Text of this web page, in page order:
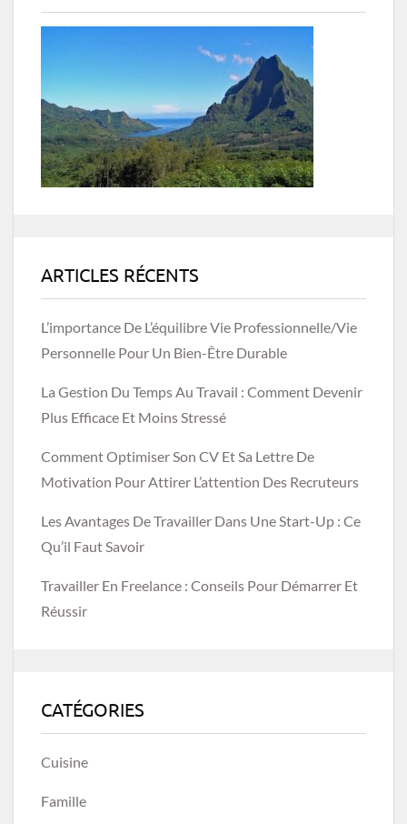
ARTICLES RÉCENTS
L’importance De L’équilibre Vie Professionnelle/vie
Personnelle Pour Un Bien-Être Durable
La Gestion Du Temps Au Travail : Comment Devenir
Plus Efficace Et Moins Stressé
Comment Optimiser Son CV Et Sa Lettre De
Motivation Pour Attirer L’attention Des Recruteurs
Les Avantages De Travailler Dans Une Start-Up : Ce
Qu’il Faut Savoir
Travailler En Freelance : Conseils Pour Démarrer Et
Réussir
CATÉGORIES
Cuisine
Famille